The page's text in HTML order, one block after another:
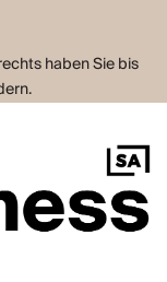
haben Sie bis